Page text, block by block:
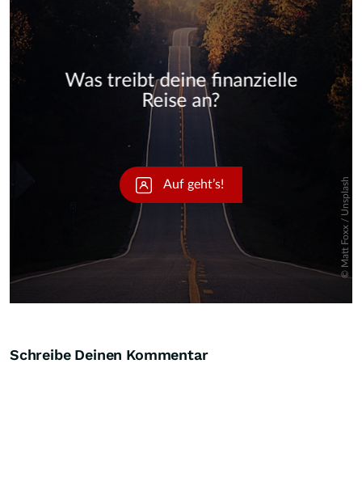
Schreibe Deinen Kommentar